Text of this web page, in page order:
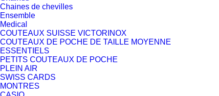
Chaines de chevilles
Ensemble
Medical
COUTEAUX SUISSE VICTORINOX
COUTEAUX DE POCHE DE TAILLE MOYENNE
ESSENTIELS
PETITS COUTEAUX DE POCHE
PLEIN AIR
SWISS CARDS
MONTRES